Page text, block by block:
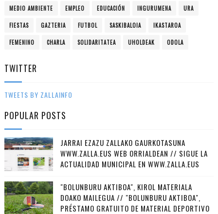
MEDIO AMBIENTE EMPLEO EDUCACIÓN INGURUMENA URA
FIESTAS GAZTERIA FUTBOL SASKIBALOIA IKASTAROA
FEMENINO CHARLA SOLIDARITATEA UHOLDEAK ODOLA
TWITTER
TWEETS BY ZALLAINFO
POPULAR POSTS
JARRAI EZAZU ZALLAKO GAURKOTASUNA
WWW.ZALLA.EUS WEB ORRIALDEAN // SIGUE LA
ACTUALIDAD MUNICIPAL EN WWW.ZALLA.EUS
"BOLUNBURU AKTIBOA", KIROL MATERIALA
DOAKO MAILEGUA // "BOLUNBURU AKTIBOA",
PRÉSTAMO GRATUITO DE MATERIAL DEPORTIVO